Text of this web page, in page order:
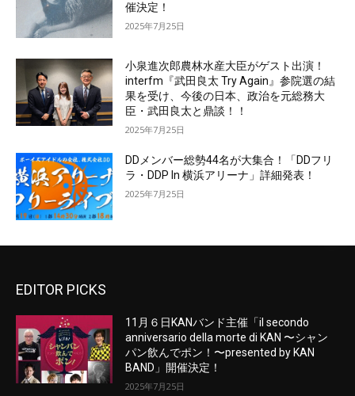
催決定！
2025年7月25日
小泉進次郎農林水産大臣がゲスト出演！
interfm『武田良太 Try Again』参院選の結
果を受け、今後の日本、政治を元総務大
臣・武田良太と鼎談！！
2025年7月25日
DDメンバー総勢44名が大集合！「DDフリ
ラ・DDP In 横浜アリーナ」詳細発表！
2025年7月25日
EDITOR PICKS
11月６日KANバンド主催「il secondo
anniversario della morte di KAN 〜シャン
パン飲んでポン！〜presented by KAN
BAND」開催決定！
2025年7月25日